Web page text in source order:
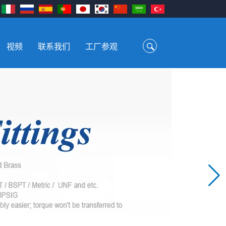
视频 联系我们 工厂参观